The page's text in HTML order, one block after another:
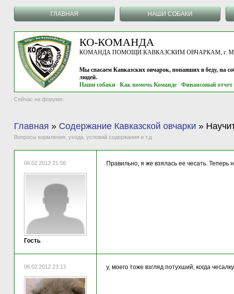
ГЛАВНАЯ НАШИ СОБАКИ
КО-КОМАНДА
КОМАНДА ПОМОЩИ КАВКАЗСКИМ ОВЧАРКАМ, г.
Мы спасаем Кавказских овчарок, попавших в беду, на
людей.
Наши собаки
Как помочь Команде Финансовый отчет
Сейчас на форуме:
Главная » Содержание Кавказской овчарки »
Вопросы кормления, ухода, условий содержания и т.д
06.02.2012 21:56
Гость
Правильно, я же взялась ее чесать.
06.02.2012 23:13 у, моего тоже взгляд потухший, когда